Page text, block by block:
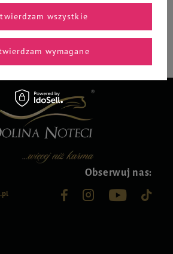
Obserwuj nas:
wymagane
wszystkie